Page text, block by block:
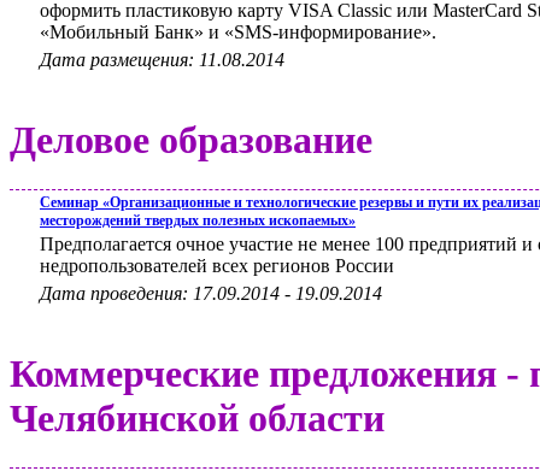
оформить пластиковую карту VISA Classic или MasterCard
«Мобильный Банк» и «SMS-информирование».
Дата размещения: 11.08.2014
Деловое образование
Семинар «Организационные и технологические резервы и пути их
месторождений твердых полезных ископаемых»
Предполагается очное участие не менее 100 предприятий
недропользователей всех регионов России
Дата проведения: 17.09.2014 - 19.09.2014
Коммерческие предложения -
Челябинской области